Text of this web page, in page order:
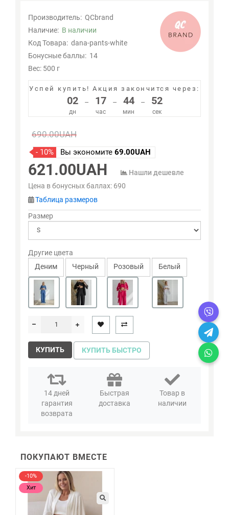
Производитель: QCbrand
Наличие: В наличии
Код Товара: dana-pants-white
Бонусные баллы: 14
Вес: 500 г
Успей купить!Акция закончится через:
02
дн
– 17
час
– 44
мин
– 51
сек
690.00UAH
- 10% Вы экономите 69.00UAH
621.00UAH
Нашли дешевле
Цена в бонусных баллах: 690
Таблица размеров
Размер
Другие цвета
Деним
Черный Розовый Белый
КУПИТЬ КУПИТЬ БЫСТРО
14 дней
гарантия
возврата
Быстрая
доставка
Товар в
наличии
ПОКУПАЮТ ВМЕСТЕ
-10%
Хит